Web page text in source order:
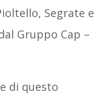
Segrate e
Gruppo Cap –
di questo